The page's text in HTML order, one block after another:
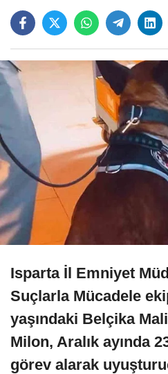
Isparta İl Emniyet
Suçlarla Mücadele
yaşındaki Belçika
Milon, Aralık ayında
görev alarak